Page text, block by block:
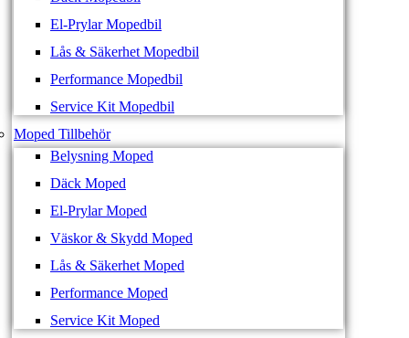
El-Prylar Mopedbil
Lås & Säkerhet Mopedbil
Performance Mopedbil
Service Kit Mopedbil
Moped Tillbehör
Belysning Moped
Däck Moped
El-Prylar Moped
Väskor & Skydd Moped
Lås & Säkerhet Moped
Performance Moped
Service Kit Moped